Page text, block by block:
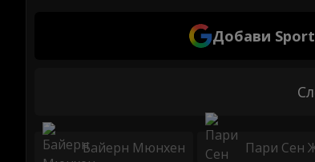
Добави
Байерн Мюнхен Пари Сен